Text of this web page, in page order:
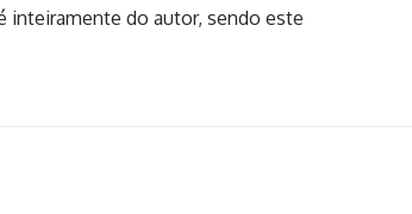
inteiramente do autor, sendo este